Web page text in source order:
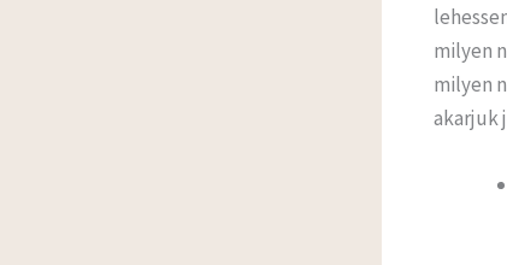
milyen
milyen
akarjuk